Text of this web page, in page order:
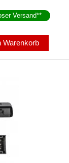
Versand**
Warenkorb